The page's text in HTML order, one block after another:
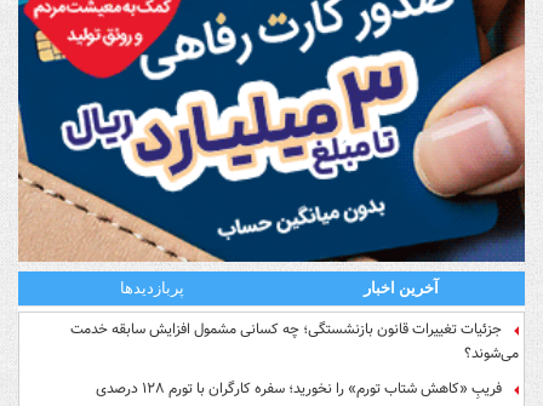
آخرین اخبار پربازدیدها
جزئیات تغییرات قانون بازنشستگی؛ چه کسانی مشمول افزایش سابقه خدمت
می‌شوند؟
فریبِ «کاهش شتاب تورم» را نخورید؛ سفره کارگران با تورم ۱۲۸ درصدی